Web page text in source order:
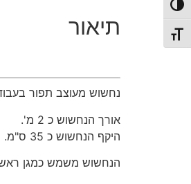
הפעל/כבה ניגודיות גבוהה
מתג גודל גופן תיאור
נחשוש מעוצב תפור
אורך הנחשוש כ 2 מ'.
היקף הנחשוש כ 35 ס"מ.
הנחשוש משמש כמגן ראש